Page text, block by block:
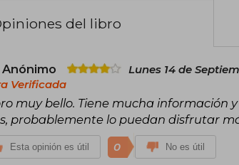
del libro
Lunes 14 de
Verificada
muy bello. Tiene mucha información
probablemente lo puedan disfrutar
Esta opinión es útil 0 No es útil